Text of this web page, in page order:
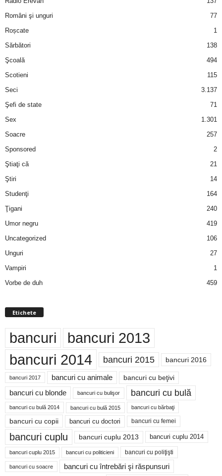
Români şi unguri
77
Roșcate
1
Sărbători
138
Şcoală
494
Scotieni
115
Seci
3.137
Şefi de state
71
Sex
1.301
Soacre
257
Sponsored
2
Ştiaţi că
21
Ştiri
14
Studenţi
164
Ţigani
240
Umor negru
419
Uncategorized
106
Unguri
27
Vampiri
1
Vorbe de duh
459
Etichete
bancuri bancuri 2013
bancuri 2014 bancuri 2015 bancuri 2016
bancuri 2017 bancuri cu animale bancuri cu beţivi
bancuri cu blonde bancuri cu bulişor bancuri cu bulă
bancuri cu bulă 2014 bancuri cu bulă 2015 bancuri cu bărbaţi
bancuri cu copii bancuri cu doctori bancuri cu femei
bancuri cuplu bancuri cuplu 2013 bancuri cuplu 2014
bancuri cuplu 2015 bancuri cu politicieni bancuri cu poliţişti
bancuri cu soacre bancuri cu întrebări şi răspunsuri